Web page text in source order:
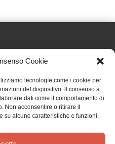
Cookie
tecnologie come i cookie per
del dispositivo. Il consenso a
dati come il comportamento di
Non acconsentire o ritirare il
su alcune caratteristiche e funzioni.
(TO)
- Fax: (+39) 0121 353839